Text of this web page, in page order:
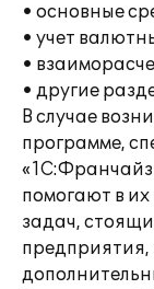
• основные
• учет
•
• другие
В случае
программе,
помогают в
задач,
предприятия,